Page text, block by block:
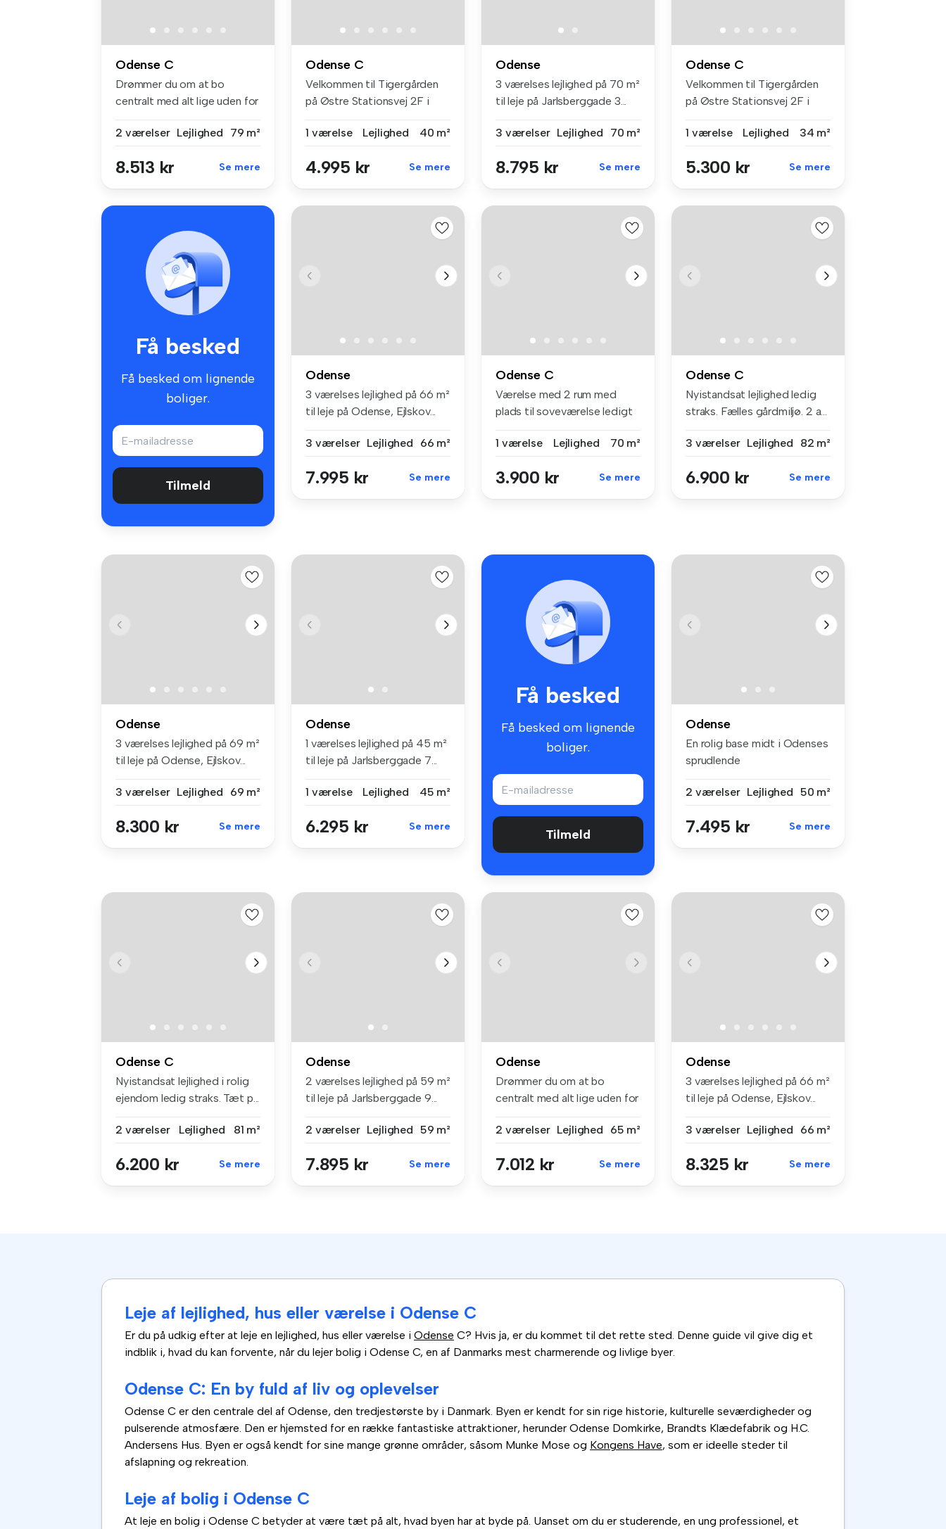
Odense C
Drømmer du om at bo
centralt med alt lige uden for
2 værelser Lejlighed 79 m²
8.513 kr Se mere
Odense C
Velkommen til Tigergården
på Østre Stationsvej 2F i
1 værelse
Lejlighed 40 m²
4.995 kr Se mere
Odense
3 værelses lejlighed på 70 m²
til leje på Jarlsberggade 3...
3 værelser Lejlighed 70 m²
8.795 kr Se mere
Odense C
Velkommen til Tigergården
på Østre Stationsvej 2F i
1 værelse
Lejlighed 34 m²
5.300 kr Se mere
Få besked
Få besked om lignende
boliger.
Tilmeld
Odense
3 værelses lejlighed på 66 m²
til leje på Odense, Ejlskov...
3 værelser Lejlighed 66 m²
7.995 kr Se mere
Odense C
Værelse med 2 rum med
plads til soveværelse ledigt
1 værelse
Lejlighed 70 m²
3.900 kr Se mere
Odense C
Nyistandsat lejlighed ledig
straks. Fælles gårdmiljø. 2 a...
3 værelser Lejlighed 82 m²
6.900 kr Se mere
Odense
3 værelses lejlighed på 69 m²
til leje på Odense, Ejlskov...
3 værelser Lejlighed 69 m²
8.300 kr Se mere
Odense
1 værelses lejlighed på 45 m²
til leje på Jarlsberggade 7...
1 værelse Lejlighed 45 m²
6.295 kr Se mere
Få besked
Få besked om lignende
boliger.
Tilmeld
Odense
En rolig base midt i Odenses
sprudlende
2 værelser Lejlighed 50 m²
7.495 kr Se mere
Odense C
Nyistandsat lejlighed i rolig
ejendom ledig straks. Tæt p...
2 værelser Lejlighed 81 m²
6.200 kr Se mere
Odense
2 værelses lejlighed på 59 m²
til leje på Jarlsberggade 9...
2 værelser Lejlighed 59 m²
7.895 kr Se mere
Odense
Drømmer du om at bo
centralt med alt lige uden for
2 værelser Lejlighed 65 m²
7.012 kr Se mere
Odense
3 værelses lejlighed på 66 m²
til leje på Odense, Ejlskov...
3 værelser Lejlighed 66 m²
8.325 kr Se mere
Leje af lejlighed, hus eller værelse i Odense C
Er du på udkig efter at leje en lejlighed, hus eller værelse i Odense C? Hvis ja, er du kommet til det rette sted. Denne guide vil give dig et
indblik i, hvad du kan forvente, når du lejer bolig i Odense C, en af Danmarks mest charmerende og livlige byer.
Odense C: En by fuld af liv og oplevelser
Odense C er den centrale del af Odense, den tredjestørste by i Danmark. Byen er kendt for sin rige historie, kulturelle seværdigheder og
pulserende atmosfære. Den er hjemsted for en række fantastiske attraktioner, herunder Odense Domkirke, Brandts Klædefabrik og H.C.
Andersens Hus. Byen er også kendt for sine mange grønne områder, såsom Munke Mose og Kongens Have, som er ideelle steder til
afslapning og rekreation.
Leje af bolig i Odense C
At leje en bolig i Odense C betyder at være tæt på alt, hvad byen har at byde på. Uanset om du er studerende, en ung professionel, et